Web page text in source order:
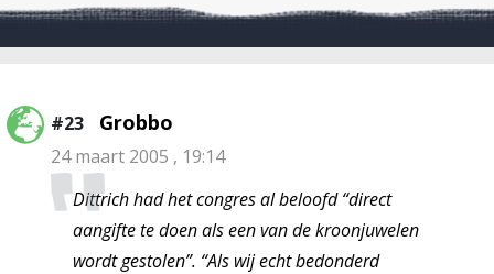
#23 Grobbo
24 maart 2005 , 19:14
Dittrich had het congres al beloofd “direct
aangifte te doen als een van de kroonjuwelen
wordt gestolen”. “Als wij echt bedonderd